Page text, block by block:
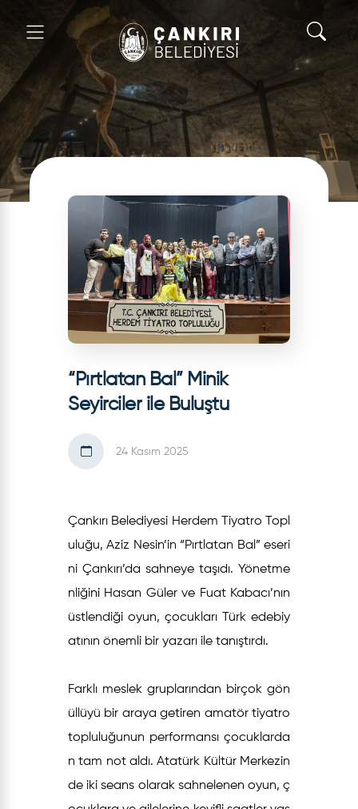
“Pırtlatan Bal” Minik
Seyirciler ile Buluştu
24 Kasım 2025
Çankırı Belediyesi Herdem Tiyatro Topl
uluğu, Aziz Nesin’in “Pırtlatan Bal” eseri
ni Çankırı’da sahneye taşıdı. Yönetme
nliğini Hasan Güler ve Fuat Kabacı’nın
üstlendiği oyun, çocukları Türk edebiy
atının önemli bir yazarı ile tanıştırdı.
Farklı meslek gruplarından birçok gön
üllüyü bir araya getiren amatör tiyatro
topluluğunun performansı çocuklarda
n tam not aldı. Atatürk Kültür Merkezin
de iki seans olarak sahnelenen oyun, ç